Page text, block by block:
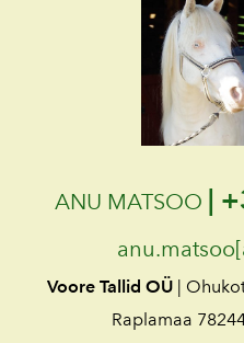
ANU MATSOO |
Voore Tallid OÜ
|
Raplamaa